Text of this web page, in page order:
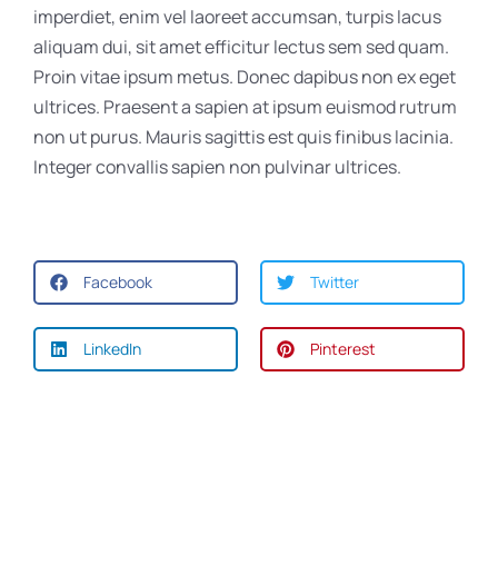
imperdiet, enim vel laoreet accumsan, turpis lacus
aliquam dui, sit amet efficitur lectus sem sed quam.
Proin vitae ipsum metus. Donec dapibus non ex eget
ultrices. Praesent a sapien at ipsum euismod rutrum
non ut purus. Mauris sagittis est quis finibus lacinia.
Integer convallis sapien non pulvinar ultrices.
Facebook Twitter
LinkedIn Pinterest